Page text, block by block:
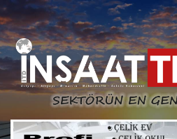
Skip
to
content